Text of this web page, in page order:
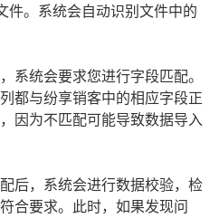
件。系统会自动识别文件中的
系统会要求您进行字段匹配。
都与纷享销客中的相应字段正
因为不匹配可能导致数据导入
后，系统会进行数据校验，检
合要求。此时，如果发现问